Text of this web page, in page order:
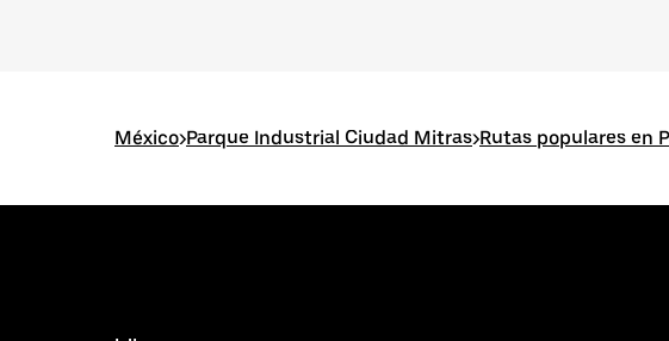
México>Parque Industrial Ciudad Mitras>Rutas populares en